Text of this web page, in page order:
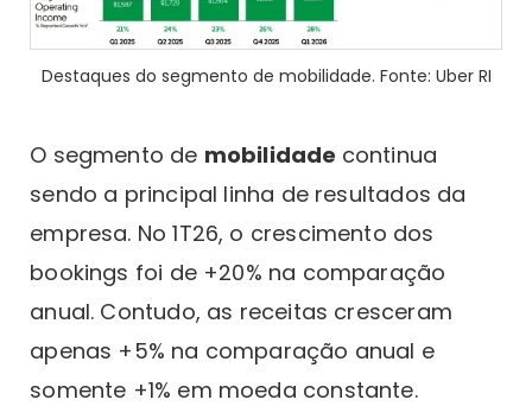
Destaques do segmento de mobilidade. Fonte: Uber RI
O segmento de mobilidade continua
sendo a principal linha de resultados da
empresa. No 1T26, o crescimento dos
bookings foi de +20% na comparação
anual. Contudo, as receitas cresceram
apenas +5% na comparação anual e
somente +1% em moeda constante.